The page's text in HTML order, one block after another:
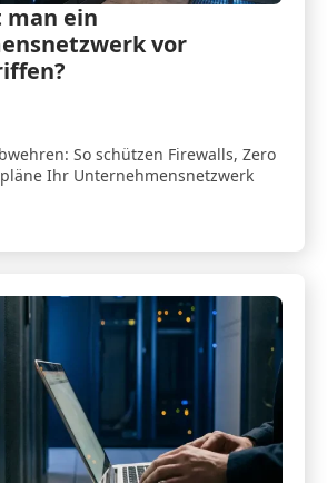
man ein
vor
So schützen Firewalls, Zero
Ihr Unternehmensnetzwerk